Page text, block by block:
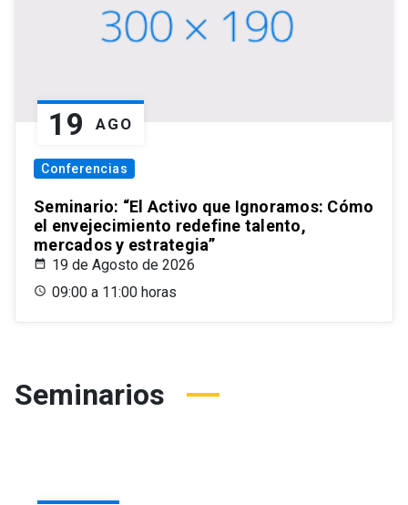
19 AGO
Conferencias
Seminario: “El Activo que Ignoramos: Cómo
el envejecimiento redefine talento,
mercados y estrategia”
19 de Agosto de 2026
09:00 a 11:00 horas
Seminarios